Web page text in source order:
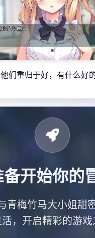
们重归于好，有什么好
备开始你的
青梅竹马大小姐甜
活，开启精彩的游戏